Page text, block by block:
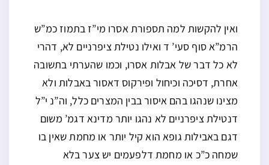
ואין להקשות למה תספורת אסרו מי”ז בתמוז כמ”ש
הרמ”א סוף סעי’ ד ואילו נטילת ציפרניים לא, דהרי
לא כל דבר של אבלות אסרו, וכמו שהערתי בתשובה
אחרת, דסיכה וכיחול ופירקוס דאסור באבלות ולא
מצינו שנהגו בהם איסור בבין המצרים כלל, וה”נ י”ל
דנטילת ציפרניים לא נהגו יותר מדינא דגמ’ משום
דגם באבילות גופא הוא קיל יותר או מחמת שאין בו
שמחה כ”כ או מחמת דלפעמים יש צער בלא